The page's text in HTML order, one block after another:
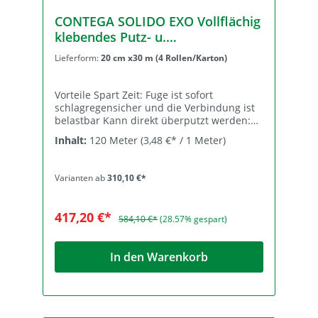
CONTEGA SOLIDO EXO Vollflächig
klebendes Putz- u.
Fensteranschlußband für außen -
Lieferform:20 cm x30 m (4 Rollen/Karton)
Vorteile Spart Zeit: Fuge ist sofort
schlagregensicher und die Verbindung ist
belastbar Kann direkt überputzt werden:
Definierter Übergang zwischen Fenster
bzw. Winddichtung und Putz Sicherer
haftet extrem auch auf mineralischen
Untergründen Nachgewiesene
Eignung unabhängig bestätigt: Prüfungen
nach MO-01/1 am ift Rosenheim bestanden
winddichten und schlagregensicheren
Anschluss von Fenstern und Türen an
flankierende Bauteile aus Holzund
und Mauerwerk, vollflächig klebend. Der
Inhalt: 120 Meter (3,48 €* / 1 Meter)
Varianten ab310,10 €*
417,20 €* 584,10 €*(28.57% gespart)
In den Warenkorb